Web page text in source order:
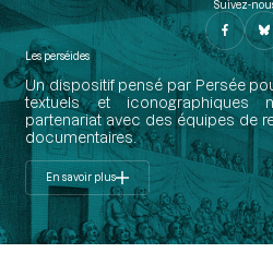
Suivez-
Les perséides
Un dispositif pensé par Persée
textuels et iconographiques
partenariat avec des équipes de
documentaires.
En savoir plus